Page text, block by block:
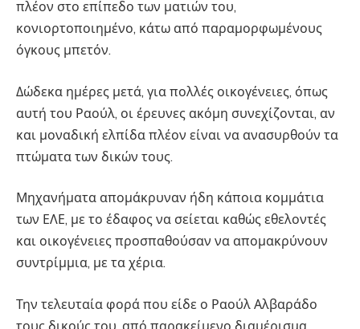
πλέον στο επίπεδο των ματιών του,
κονιορτοποιημένο, κάτω από παραμορφωμένους
όγκους μπετόν.
Δώδεκα ημέρες μετά, για πολλές οικογένειες, όπως
αυτή του Ραούλ, οι έρευνες ακόμη συνεχίζονται, αν
και μοναδική ελπίδα πλέον είναι να ανασυρθούν τα
πτώματα των δικών τους.
Μηχανήματα απομάκρυναν ήδη κάποια κομμάτια
των ΕΛΕ, με το έδαφος να σείεται καθώς εθελοντές
και οικογένειες προσπαθούσαν να απομακρύνουν
συντρίμμια, με τα χέρια.
Την τελευταία φορά που είδε ο Ραούλ Αλβαράδο